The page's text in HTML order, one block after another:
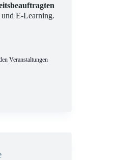
E-Learning.
Veranstaltungen